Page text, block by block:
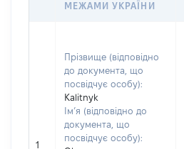
МЕЖАМИ УКРАЇНИ
1
Прізвище (відповідно
до документа, що
посвідчує особу):
Kalitnyk
Ім’я (відповідно до
документа, що
посвідчує особу):